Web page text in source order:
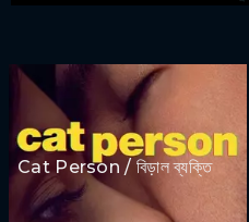
Cat Person / বিড়াল ব্যক্তি